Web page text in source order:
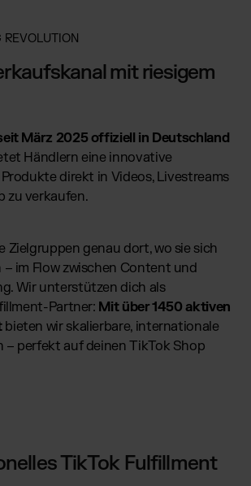
REVOLUTION
mit riesigem
März 2025 offiziell in Deutschland
Händlern eine innovative
direkt in Videos, Livestreams
zu verkaufen.
Zielgruppen genau dort, wo sie sich
im Flow zwischen Content und
Wir unterstützen dich als
Partner: Mit über 1450 aktiven
bieten wir skalierbare, internationale
– perfekt auf deinen TikTok Shop
TikTok Fulfillment